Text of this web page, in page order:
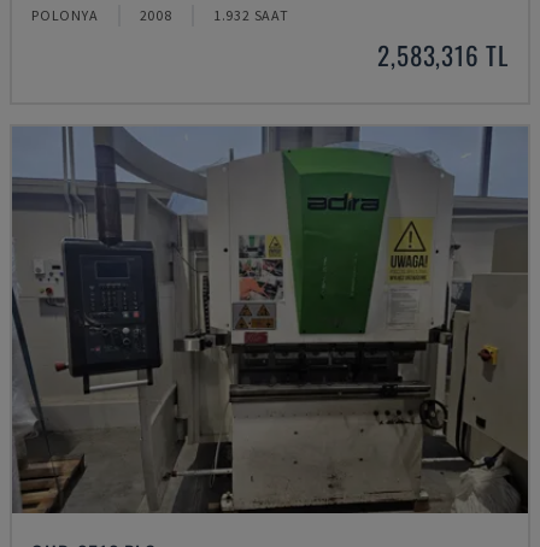
POLONYA 2008 1.932 SAAT
2,583,316 TL